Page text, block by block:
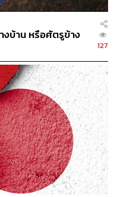
บ้าน หรือศัตรูข้าง
127